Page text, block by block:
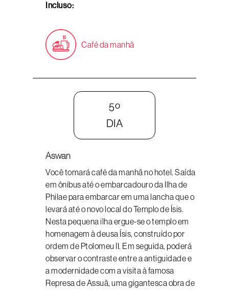
Incluso:
Café da manhã
5º
DIA
Aswan
Você tomará café da manhã no hotel. Saída
em ônibus até o embarcadouro da Ilha de
Philae para embarcar em uma lancha que o
levará até o novo local do Templo de Ísis.
Nesta pequena ilha ergue-se o templo em
homenagem à deusa Ísis, construído por
ordem de Ptolomeu II. Em seguida, poderá
observar o contraste entre a antiguidade e
a modernidade com a visita à famosa
Represa de Assuã, uma gigantesca obra de